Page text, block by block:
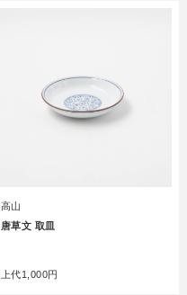
高山
唐草文 取皿
上代1,000円